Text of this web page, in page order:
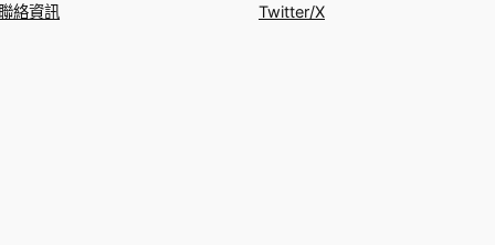
絡資訊
Twitter/X